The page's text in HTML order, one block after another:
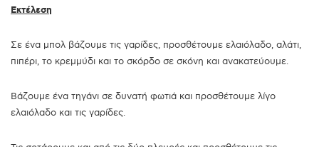
Εκτέλεση
Σε ένα μπολ βάζουμε τις γαρίδες, προσθέτουμε ελαιόλαδο, αλάτι,
πιπέρι, το κρεμμύδι και το σκόρδο σε σκόνη και ανακατεύουμε.
Βάζουμε ένα τηγάνι σε δυνατή φωτιά και προσθέτουμε λίγο
ελαιόλαδο και τις γαρίδες.